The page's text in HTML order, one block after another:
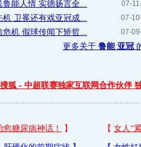
07-
能人情 实德扬言全...
07-
卫冕还有戏亚冠成...
07-
机 假球传闻下矫哲...
更多关于 鲁能 亚冠
搜狐 - 中超联赛独家互联网合作伙伴